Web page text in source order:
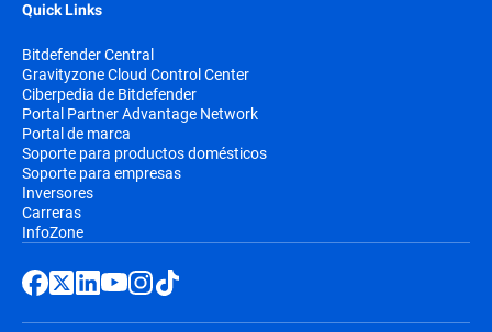
Quick Links
Bitdefender Central
Gravityzone Cloud Control Center
Ciberpedia de Bitdefender
Portal Partner Advantage Network
Portal de marca
Soporte para productos domésticos
Soporte para empresas
Inversores
Carreras
InfoZone